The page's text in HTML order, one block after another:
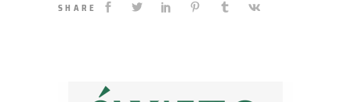
SHARE